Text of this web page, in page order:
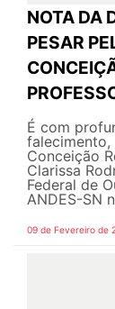
NOTA DA
PESAR
É com
falecimento,
Conceição
Clarissa
Federal de
ANDES-SN
09 de Fevereiro de